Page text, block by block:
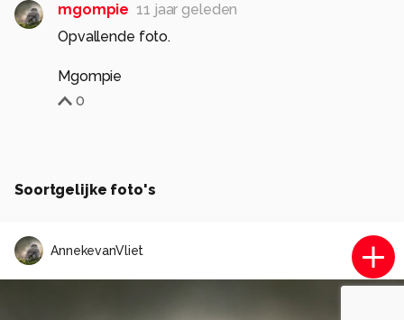
mgompie 11 jaar geleden
Opvallende foto.
Mgompie
0
Soortgelijke foto's
AnnekevanVliet